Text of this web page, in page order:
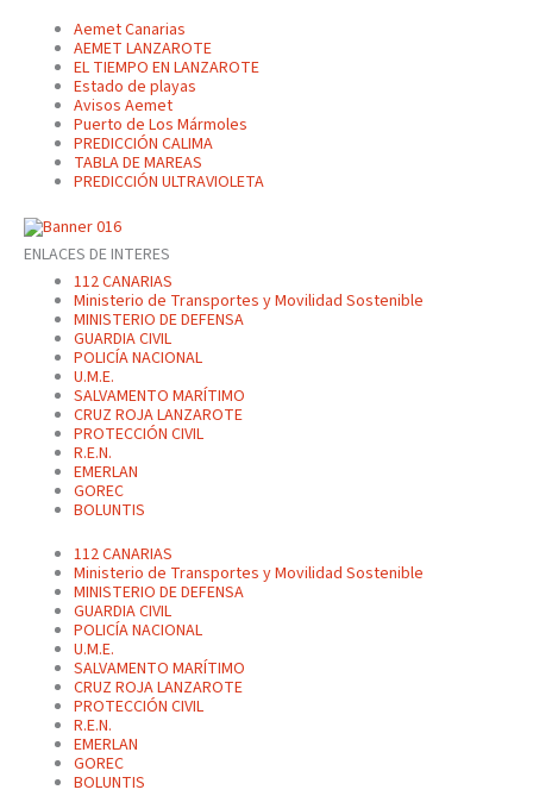
Aemet Canarias
AEMET LANZAROTE
EL TIEMPO EN LANZAROTE
Estado de playas
Avisos Aemet
Puerto de Los Mármoles
PREDICCIÓN CALIMA
TABLA DE MAREAS
PREDICCIÓN ULTRAVIOLETA
ENLACES DE INTERES
112 CANARIAS
Ministerio de Transportes y Movilidad Sostenible
MINISTERIO DE DEFENSA
GUARDIA CIVIL
POLICÍA NACIONAL
U.M.E.
SALVAMENTO MARÍTIMO
CRUZ ROJA LANZAROTE
PROTECCIÓN CIVIL
R.E.N.
EMERLAN
GOREC
BOLUNTIS
112 CANARIAS
Ministerio de Transportes y Movilidad Sostenible
MINISTERIO DE DEFENSA
GUARDIA CIVIL
POLICÍA NACIONAL
U.M.E.
SALVAMENTO MARÍTIMO
CRUZ ROJA LANZAROTE
PROTECCIÓN CIVIL
R.E.N.
EMERLAN
GOREC
BOLUNTIS